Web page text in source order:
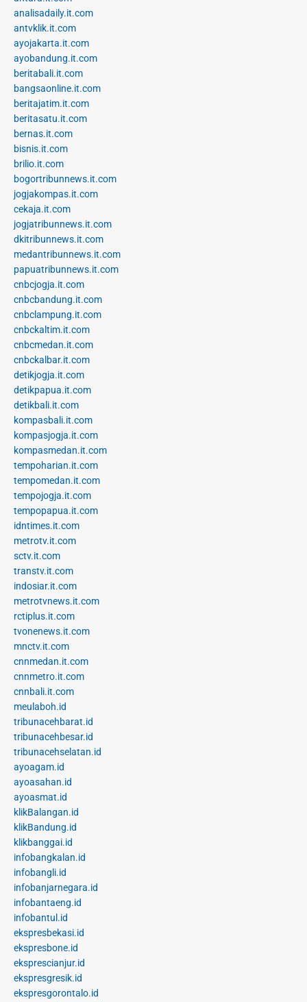
analisadaily.it.com
antvklik.it.com
ayojakarta.it.com
ayobandung.it.com
beritabali.it.com
bangsaonline.it.com
beritajatim.it.com
beritasatu.it.com
bernas.it.com
bisnis.it.com
brilio.it.com
bogortribunnews.it.com
jogjakompas.it.com
cekaja.it.com
jogjatribunnews.it.com
dkitribunnews.it.com
medantribunnews.it.com
papuatribunnews.it.com
cnbcjogja.it.com
cnbcbandung.it.com
cnbclampung.it.com
cnbckaltim.it.com
cnbcmedan.it.com
cnbckalbar.it.com
detikjogja.it.com
detikpapua.it.com
detikbali.it.com
kompasbali.it.com
kompasjogja.it.com
kompasmedan.it.com
tempoharian.it.com
tempomedan.it.com
tempojogja.it.com
tempopapua.it.com
idntimes.it.com
metrotv.it.com
sctv.it.com
transtv.it.com
indosiar.it.com
metrotvnews.it.com
rctiplus.it.com
tvonenews.it.com
mnctv.it.com
cnnmedan.it.com
cnnmetro.it.com
cnnbali.it.com
meulaboh.id
tribunacehbarat.id
tribunacehbesar.id
tribunacehselatan.id
ayoagam.id
ayoasahan.id
ayoasmat.id
klikBalangan.id
klikBandung.id
klikbanggai.id
infobangkalan.id
infobangli.id
infobanjarnegara.id
infobantaeng.id
infobantul.id
ekspresbekasi.id
ekspresbone.id
eksprescianjur.id
ekspresgresik.id
ekspresgorontalo.id